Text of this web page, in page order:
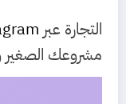
التجارة عبر
مشروعك